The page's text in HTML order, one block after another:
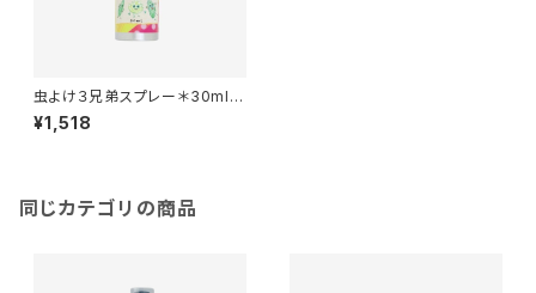
虫よけ３兄弟スプレー＊30ml＊
精油＊自然の恵み＊
¥1,518
同じカテゴリの商品